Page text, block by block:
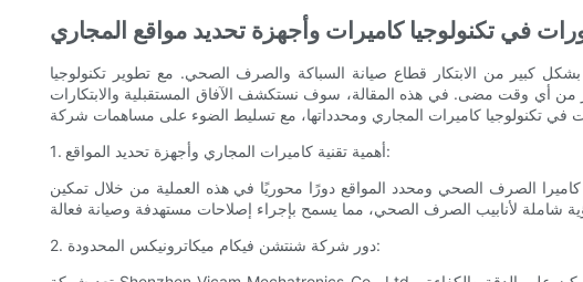
في تكنولوجيا كاميرات وأجهزة تحديد مواقع المجاري
كبير من الابتكار قطاع صيانة السباكة والصرف الصحي. مع تطوير تكنولوجيا
من أي وقت مضى. في هذه المقالة، سوف نستكشف الآفاق المستقبلية والابتكارات
1. أهمية تقنية كاميرات المجاري وأجهزة تحديد المواقع:
الصرف الصحي ومحدد المواقع دورًا محوريًا في هذه العملية من خلال تمكين
2. دور شركة شنتشن فيكام ميكاترونيكس المحدودة: